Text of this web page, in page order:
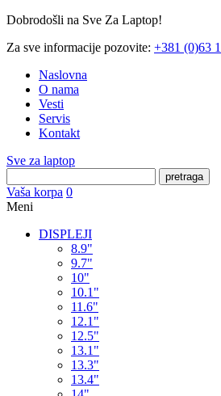
Dobrodošli na Sve Za Laptop!
Za sve informacije pozovite: +381 (0)63
Naslovna
O nama
Vesti
Servis
Kontakt
Sve za laptop
pretraga
Vaša korpa 0
Meni
DISPLEJI
8.9"
9.7"
10"
10.1"
11.6"
12.1"
12.5"
13.1"
13.3"
13.4"